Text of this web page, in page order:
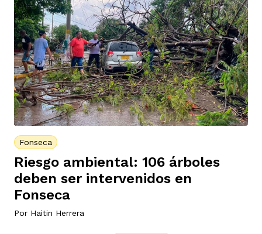
Fonseca
Riesgo ambiental: 106 árboles
deben ser intervenidos en
Fonseca
Por Haitin Herrera